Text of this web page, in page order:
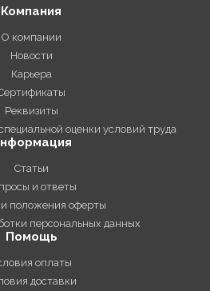
Компания
О компании
Новости
Карьера
Реквизиты
оценки условий труда
Статьи
и ответы
положения оферты
персональных данных
Помощь
оплаты
доставки